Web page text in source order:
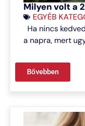
Milyen volt a
EGYÉB
Ha nincs
a napra, mert
Bővebben